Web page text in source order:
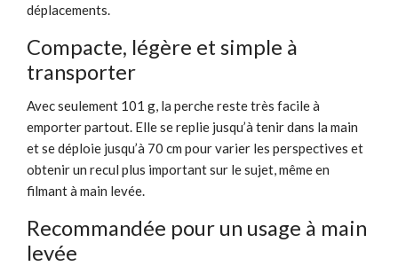
déplacements.
Compacte, légère et simple à
transporter
Avec seulement 101 g, la perche reste très facile à
emporter partout. Elle se replie jusqu’à tenir dans la main
et se déploie jusqu’à 70 cm pour varier les perspectives et
obtenir un recul plus important sur le sujet, même en
filmant à main levée.
Recommandée pour un usage à main
levée